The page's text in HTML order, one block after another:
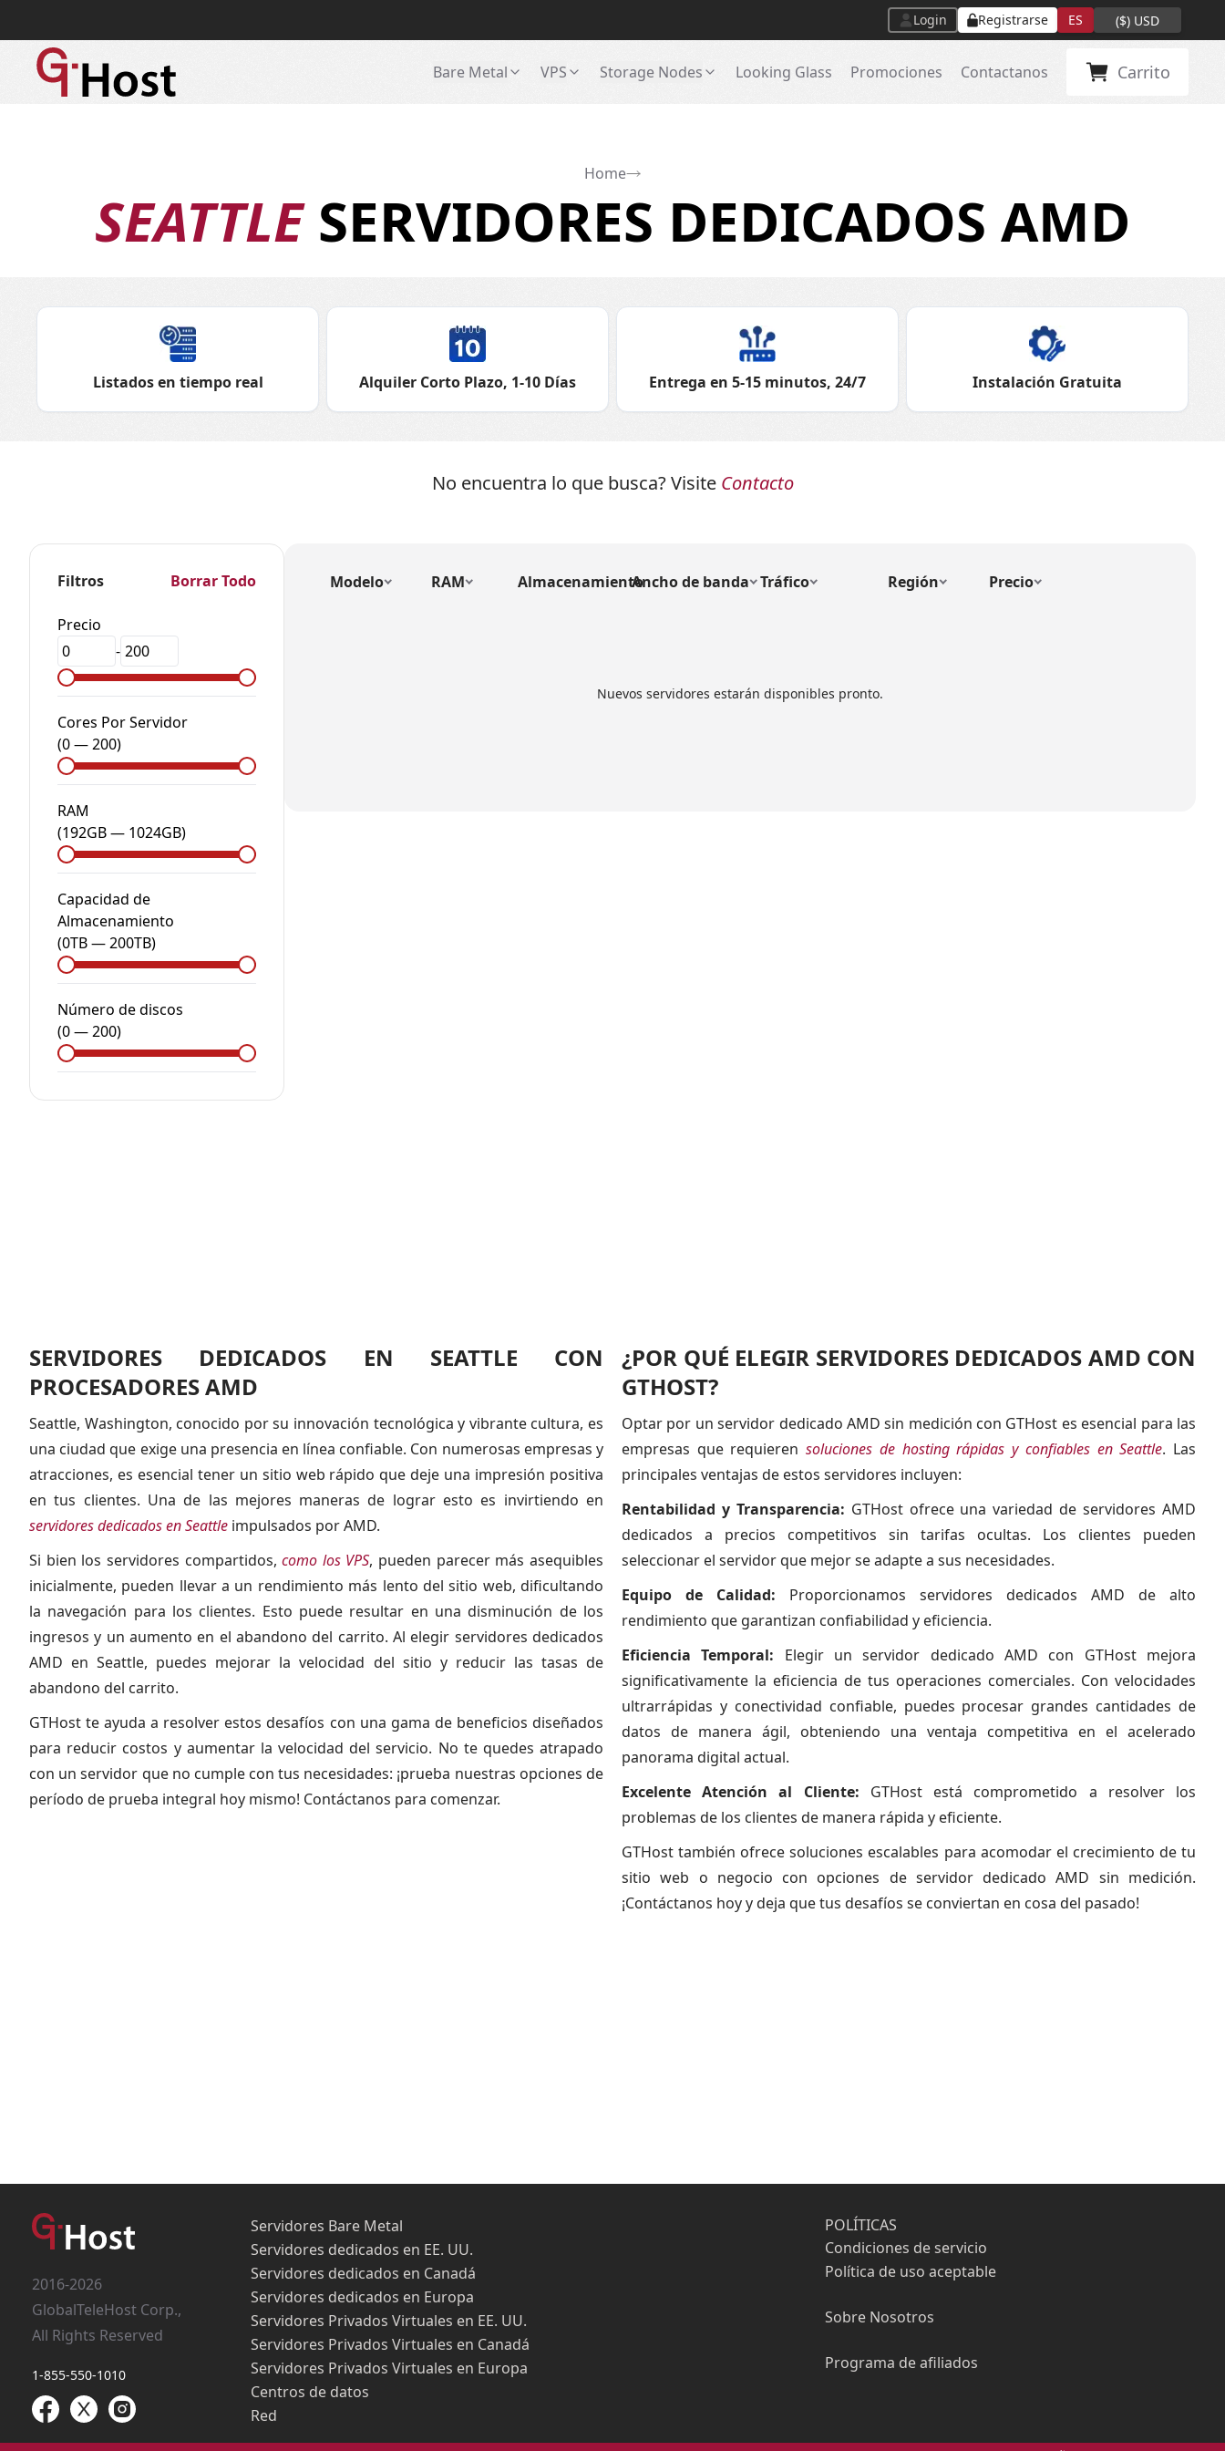
Login Registrarse ES ($) USD
Bare Metal VPS Storage Nodes Looking Glass Promociones Contactanos Carrito
Home
SEATTLESERVIDORES DEDICADOS AMD
Listados en tiempo real Alquiler Corto Plazo, 1-10 Días Entrega en 5-15 minutos, 24/7 Instalación Gratuita
No encuentra lo que busca? Visite Contacto
Filtros Borrar Todo
Precio
-
Cores Por Servidor
(0—200)
RAM
(192GB— 1024GB)
Capacidad de
Almacenamiento
(0TB—200TB)
Número de discos
(0—200)
Modelo RAM AlmacenamientoAncho de banda Tráfico Región Precio
Nuevos servidores estarán disponibles pronto.
SERVIDORES DEDICADOS EN SEATTLE CON
PROCESADORES AMD
Seattle, Washington, conocido por su innovación tecnológica y vibrante cultura, es
una ciudad que exige una presencia en línea confiable. Con numerosas empresas y
atracciones, es esencial tener un sitio web rápido que deje una impresión positiva
en tus clientes. Una de las mejores maneras de lograr esto es invirtiendo en
servidores dedicados en Seattle impulsados por AMD.
Si bien los servidores compartidos, como los VPS, pueden parecer más asequibles
inicialmente, pueden llevar a un rendimiento más lento del sitio web, dificultando
la navegación para los clientes. Esto puede resultar en una disminución de los
ingresos y un aumento en el abandono del carrito. Al elegir servidores dedicados
AMD en Seattle, puedes mejorar la velocidad del sitio y reducir las tasas de
abandono del carrito.
GTHost te ayuda a resolver estos desafíos con una gama de beneficios diseñados
para reducir costos y aumentar la velocidad del servicio. No te quedes atrapado
con un servidor que no cumple con tus necesidades: ¡prueba nuestras opciones de
período de prueba integral hoy mismo! Contáctanos para comenzar.
¿POR QUÉ ELEGIR SERVIDORES DEDICADOS AMD CON
GTHOST?
Optar por un servidor dedicado AMD sin medición con GTHost es esencial para las
empresas que requierensoluciones de hosting rápidas y confiables en Seattle. Las
principales ventajas de estos servidores incluyen:
Rentabilidad y Transparencia: GTHost ofrece una variedad de servidores AMD
dedicados a precios competitivos sin tarifas ocultas. Los clientes pueden
seleccionar el servidor que mejor se adapte a sus necesidades.
Equipo de Calidad: Proporcionamos servidores dedicados AMD de alto
rendimiento que garantizan confiabilidad y eficiencia.
Eficiencia Temporal: Elegir un servidor dedicado AMD con GTHost mejora
significativamente la eficiencia de tus operaciones comerciales. Con velocidades
ultrarrápidas y conectividad confiable, puedes procesar grandes cantidades de
datos de manera ágil, obteniendo una ventaja competitiva en el acelerado
panorama digital actual.
Excelente Atención al Cliente: GTHost está comprometido a resolver los
problemas de los clientes de manera rápida y eficiente.
GTHost también ofrece soluciones escalables para acomodar el crecimiento de tu
sitio web o negocio con opciones de servidor dedicado AMD sin medición.
¡Contáctanos hoy y deja que tus desafíos se conviertan en cosa del pasado!
2016-2026
GlobalTeleHost Corp.,
All Rights Reserved
1-855-550-1010
Servidores Bare Metal
Servidores dedicados en EE. UU.
Servidores dedicados en Canadá
Servidores dedicados en Europa
Servidores Privados Virtuales en EE. UU.
Servidores Privados Virtuales en Canadá
Servidores Privados Virtuales en Europa
Centros de datos
Red
POLÍTICAS
Condiciones de servicio
Política de uso aceptable
Sobre Nosotros
Programa de afiliados